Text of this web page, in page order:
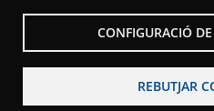
CONFIGURACIÓ
REBUTJAR